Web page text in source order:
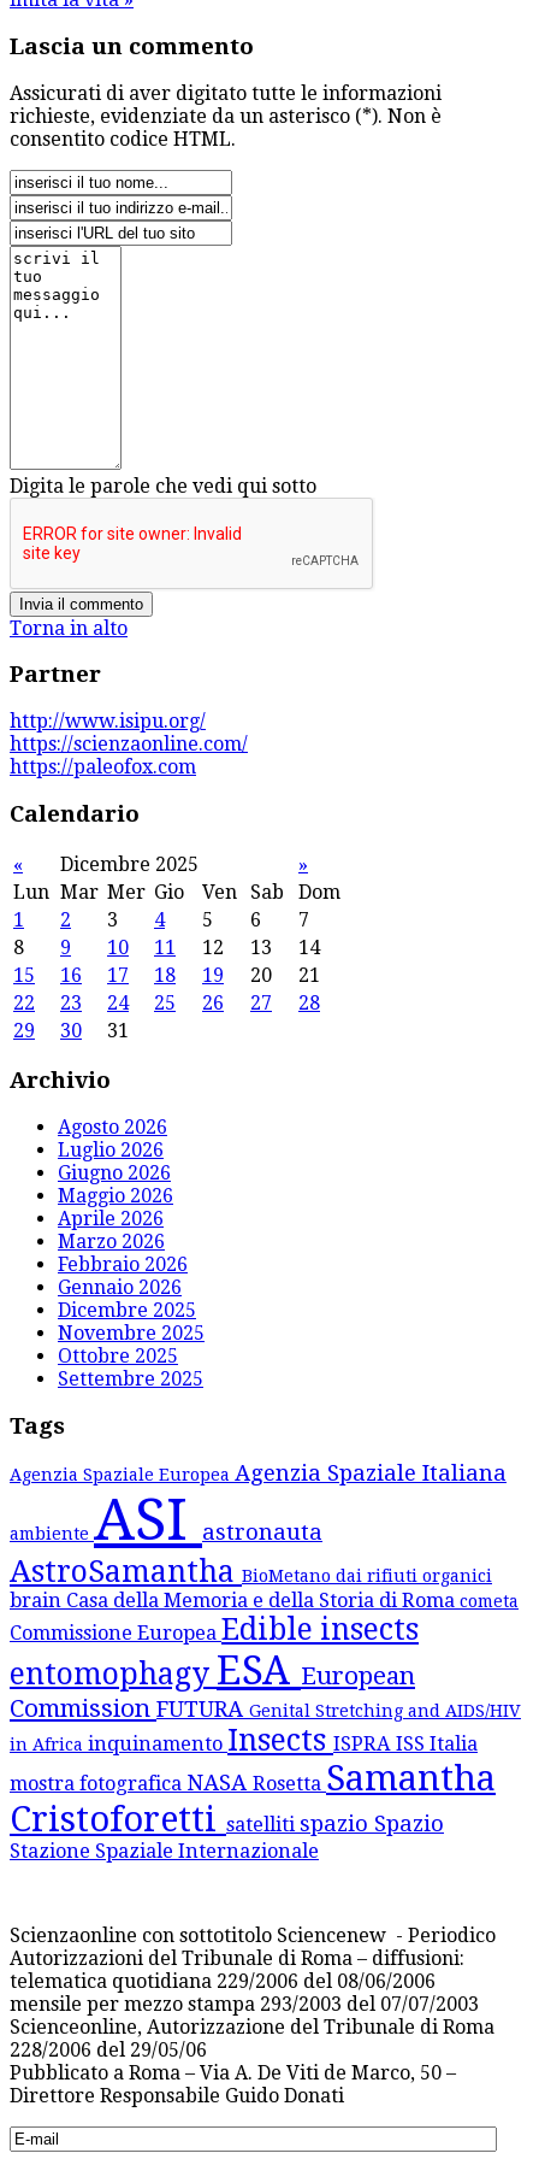
Lascia un commento
Assicurati di aver digitato tutte le informazioni
richieste, evidenziate da un asterisco (*). Non è
consentito codice HTML.
Digita le parole che vedi qui sotto
Torna in alto
Partner
http://www.isipu.org/
https://scienzaonline.com/
https://paleofox.com
Calendario
« Dicembre 2025
»
Lun Mar Mer Gio Ven Sab
Dom
1
2 3 4 5 6
7
8
9 10 11 12 13
14
15
16 17 18 19 20
21
22
23 24 25 26 27
28
29
30 31
Archivio
Agosto 2026
Luglio 2026
Giugno 2026
Maggio 2026
Aprile 2026
Marzo 2026
Febbraio 2026
Gennaio 2026
Dicembre 2025
Novembre 2025
Ottobre 2025
Settembre 2025
Tags
Agenzia Spaziale Europea Agenzia Spaziale Italiana
ambiente ASI astronauta
AstroSamantha BioMetano dai rifiuti organici
brain Casa della Memoria e della Storia di Roma cometa
Commissione Europea Edible insects
entomophagy ESA European
Commission FUTURA Genital Stretching and AIDS/HIV
in Africa inquinamento Insects ISPRA ISS Italia
mostra fotografica NASA Rosetta Samantha
Cristoforetti satelliti spazio Spazio
Stazione Spaziale Internazionale
Scienzaonline con sottotitolo Sciencenew - Periodico
Autorizzazioni del Tribunale di Roma – diffusioni:
telematica quotidiana 229/2006 del 08/06/2006
mensile per mezzo stampa 293/2003 del 07/07/2003
Scienceonline, Autorizzazione del Tribunale di Roma
228/2006 del 29/05/06
Pubblicato a Roma – Via A. De Viti de Marco, 50 –
Direttore Responsabile Guido Donati